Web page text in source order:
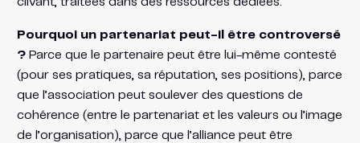
Pourquoi un partenariat peut-il être controversé
?Parce que le partenaire peut être lui-même contesté
(pour ses pratiques, sa réputation, ses positions), parce
que l’association peut soulever des questions de
cohérence (entre le partenariat et les valeurs ou l’image
de l’organisation), parce que l’alliance peut être